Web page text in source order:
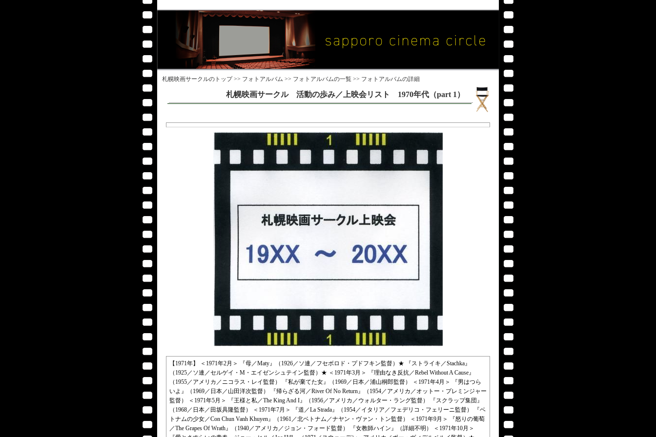
札幌映画サークルのトップ >> フォトアルバム >> フォトアルバムの一覧 >> フォトアルバムの詳細
札幌映画サークル 活動の歩み／上映会リスト 1970年代（part 1）
【1971年】 ＜1971年2月＞ 『母／Maty』（1926／ソ連／フセボロド・プドフキン監督）★ 『ストライキ／Stachka』
（1925／ソ連／セルゲイ・M・エイゼンシュテイン監督）★ ＜1971年3月＞ 『理由なき反抗／Rebel Without A Cause』
（1955／アメリカ／ニコラス・レイ監督） 『私が棄てた女』（1969／日本／浦山桐郎監督） ＜1971年4月＞ 『男はつら
いよ』（1969／日本／山田洋次監督） 『帰らざる河／River Of No Return』（1954／アメリカ／オットー・プレミンジャー
監督） ＜1971年5月＞ 『王様と私／The King And I』（1956／アメリカ／ウォルター・ラング監督） 『スクラップ集団』
（1968／日本／田坂具隆監督） ＜1971年7月＞ 『道／La Strada』（1954／イタリア／フェデリコ・フェリーニ監督） 『ベ
トナムの少女／Con Chun Vanh Khuyen』（1961／北ベトナム／ナヤン・ヴァン・トン監督） ＜1971年9月＞ 『怒りの葡萄
／The Grapes Of Wrath』（1940／アメリカ／ジョン・フォード監督） 『女教師ハイン』（詳細不明） ＜1971年10月＞